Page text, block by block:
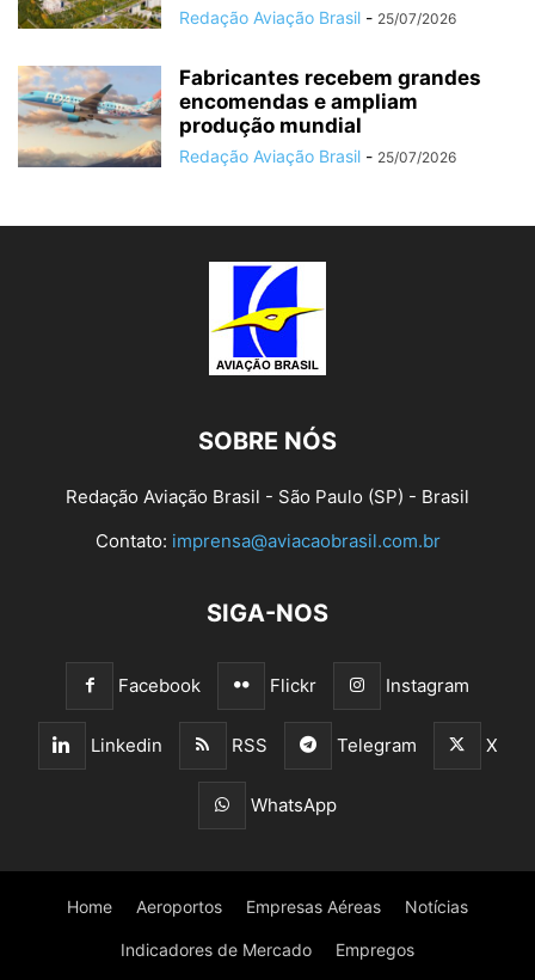
Redação Aviação Brasil - 25/07/2026
Fabricantes recebem grandes
encomendas e ampliam
produção mundial
Redação Aviação Brasil - 25/07/2026
SOBRE NÓS
Redação Aviação Brasil - São Paulo (SP) - Brasil
Contato: imprensa@aviacaobrasil.com.br
SIGA-NOS
Facebook Flickr Instagram
Linkedin RSS Telegram X
WhatsApp
Home Aeroportos Empresas Aéreas Notícias
Indicadores de Mercado Empregos